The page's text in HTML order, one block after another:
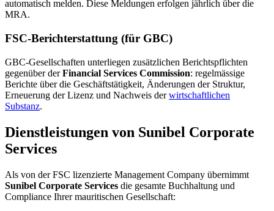
automatisch melden. Diese Meldungen erfolgen jährlich über die
MRA.
FSC-Berichterstattung (für GBC)
GBC-Gesellschaften unterliegen zusätzlichen Berichtspflichten
gegenüber derFinancial Services Commission: regelmässige
Berichte über die Geschäftstätigkeit, Änderungen der Struktur,
Erneuerung der Lizenz und Nachweis derwirtschaftlichen
Substanz.
Dienstleistungen von Sunibel Corporate
Services
Als von der FSC lizenzierte Management Company übernimmt
Sunibel Corporate Services die gesamte Buchhaltung und
Compliance Ihrer mauritischen Gesellschaft: